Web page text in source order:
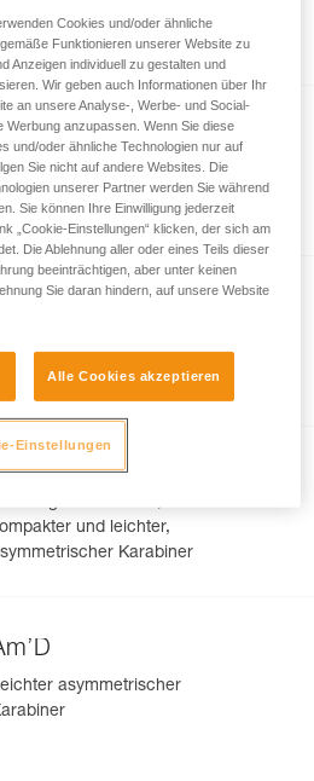
durchführen.
für die mit Ihrer Aktivität
Möglicherweise gibt es
die hier nicht
mit hoher
Bruchlast
Leichter Ovalkarabiner
Vielseitig einsetzbarer,
und leichter,
Karabiner
asymmetrischer
Cookies und/oder ähnliche
Funktionieren unserer Website zu
Anzeigen individuell zu gestalten und
Wir geben auch Informationen über Ihr
an unsere Analyse-, Werbe- und Social-
Werbung anzupassen. Wenn Sie diese
und/oder ähnliche Technologien nur auf
Sie nicht auf andere Websites. Die
unserer Partner werden Sie während
Sie können Ihre Einwilligung jederzeit
„Cookie-Einstellungen“ klicken, der sich am
Die Ablehnung aller oder eines Teils dieser
beeinträchtigen, aber unter keinen
Sie daran hindern, auf unsere Website
Alle Cookies akzeptieren
Einstellungen